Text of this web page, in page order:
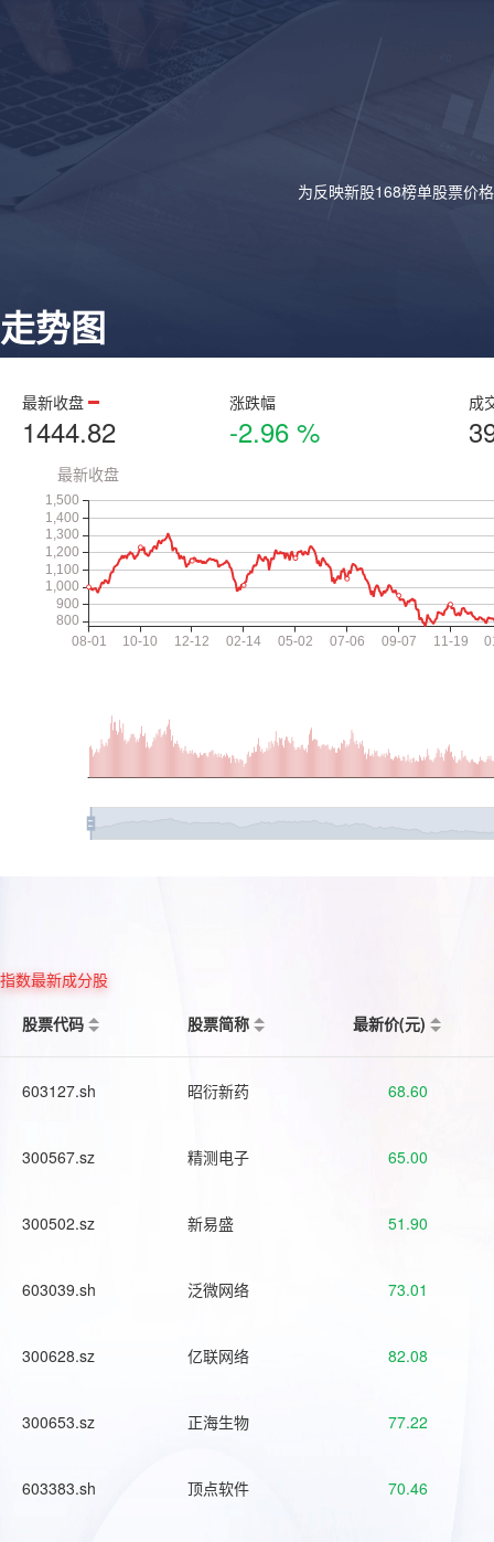
为反映新股168榜单股票价
走势图
最新收盘
1444.82
涨跌幅
-2.96 %
成
指数最新成分股
股票代码
股票简称 最新价(元)
603127.sh 昭衍新药 68.60
300567.sz 精测电子 65.00
300502.sz 新易盛 51.90
603039.sh 泛微网络 73.01
300628.sz 亿联网络 82.08
300653.sz 正海生物 77.22
603383.sh 顶点软件 70.46